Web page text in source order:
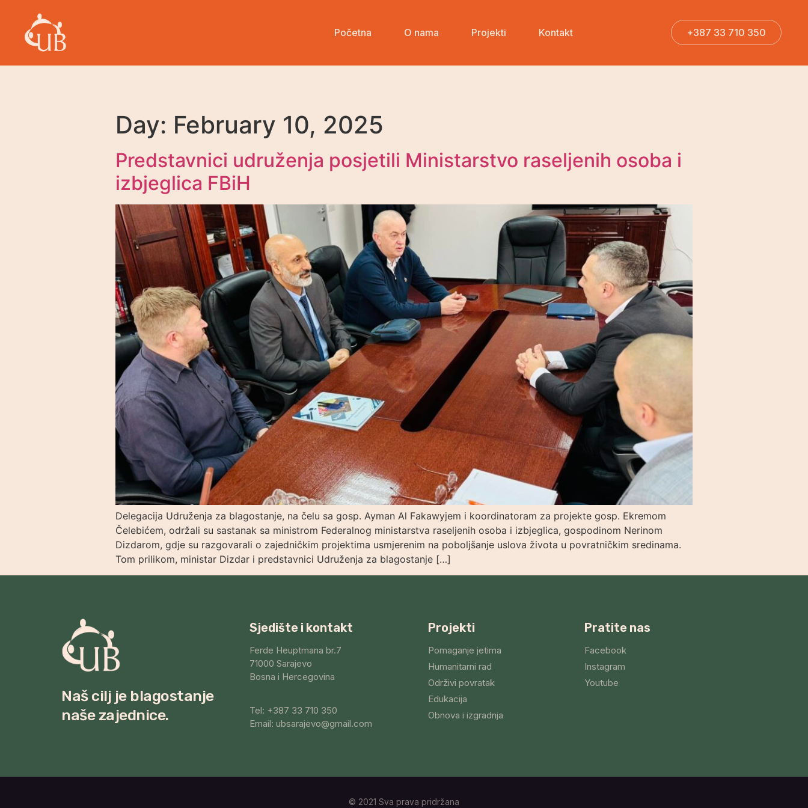
Početna O nama Projekti Kontakt +387 33 710 350
O nama Projekti Kontakt +387 33 710 350
Day: February 10, 2025
Predstavnici udruženja posjetili Ministarstvo raseljenih osoba i
izbjeglica FBiH
Delegacija Udruženja za blagostanje, na čelu sa gosp. Ayman Al Fakawyjem i koordinatoram za projekte gosp. Ekremom
Čelebićem, održali su sastanak sa ministrom Federalnog ministarstva raseljenih osoba i izbjeglica, gospodinom Nerinom
Dizdarom, gdje su razgovarali o zajedničkim projektima usmjerenim na poboljšanje uslova života u povratničkim sredinama.
Tom prilikom, ministar Dizdar i predstavnici Udruženja za blagostanje […]
Naš cilj je blagostanje
naše zajednice.
Sjedište i kontakt
Ferde Heuptmana br.7
71000 Sarajevo
Bosna i Hercegovina
Tel: +387 33 710 350
Email: ubsarajevo@gmail.com
Projekti
Pomaganje jetima
Humanitarni rad
Održivi povratak
Edukacija
Obnova i izgradnja
Pratite nas
Facebook
Instagram
Youtube
© 2021 Sva prava pridržana